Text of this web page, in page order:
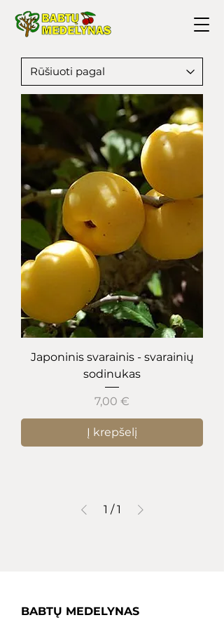
Japoninis svarainis - svarainių
sodinukas
Kaina
7,00 €
Į krepšelį
1 / 1
BABTŲ MEDELYNAS